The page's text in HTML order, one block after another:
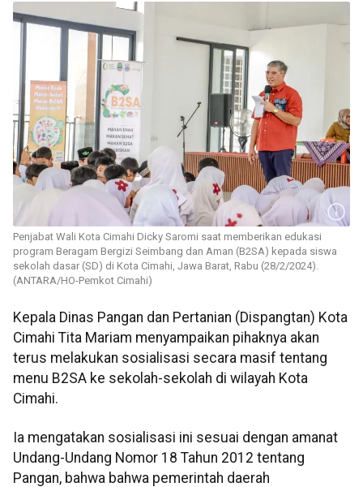
Penjabat Wali Kota Cimahi Dicky Saromi saat memberikan edukasi
program Beragam Bergizi Seimbang dan Aman (B2SA) kepada siswa
sekolah dasar (SD) di Kota Cimahi, Jawa Barat, Rabu (28/2/2024).
(ANTARA/HO-Pemkot Cimahi)
Kepala Dinas Pangan dan Pertanian (Dispangtan) Kota
Cimahi Tita Mariam menyampaikan pihaknya akan
terus melakukan sosialisasi secara masif tentang
menu B2SA ke sekolah-sekolah di wilayah Kota
Cimahi.
Ia mengatakan sosialisasi ini sesuai dengan amanat
Undang-Undang Nomor 18 Tahun 2012 tentang
Pangan, bahwa bahwa pemerintah daerah